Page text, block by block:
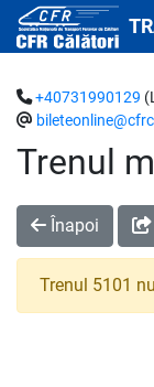
Trenul
+40731990129
Înapoi
Trenul 5101